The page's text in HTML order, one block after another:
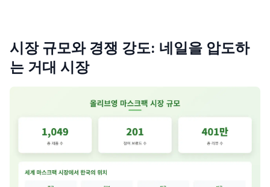
시장 규모와 경쟁 강도: 네일을 압도하
는 거대 시장